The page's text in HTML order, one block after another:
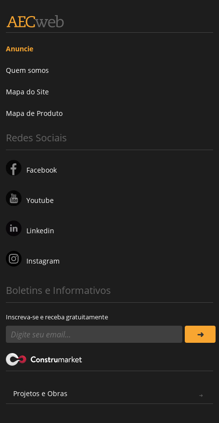
Anuncie
Quem somos
Mapa do Site
Mapa de Produto
Redes Sociais
Facebook
Youtube
Linkedin
Instagram
Boletins e Informativos
Inscreva-se e receba gratuitamente
Projetos e Obras